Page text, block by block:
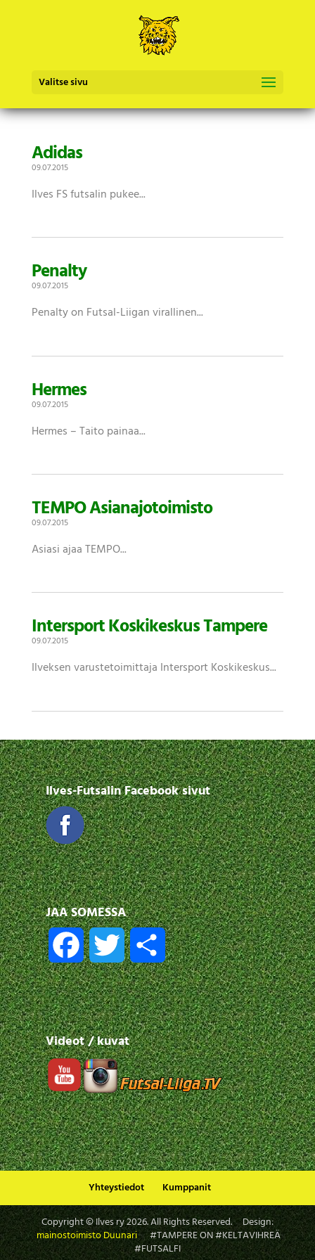
Valitse sivu
Adidas
09.07.2015
Ilves FS futsalin pukee...
Penalty
09.07.2015
Penalty on Futsal-Liigan virallinen...
Hermes
09.07.2015
Hermes – Taito painaa...
TEMPO Asianajotoimisto
09.07.2015
Asiasi ajaa TEMPO...
Intersport Koskikeskus Tampere
09.07.2015
Ilveksen varustetoimittaja Intersport Koskikeskus...
Ilves-Futsalin Facebook sivut
JAA SOMESSA
F
a
c
e
b
o
o
k
T
w
i
t
t
e
r
S
h
a
r
e
Videot / kuvat
Yhteystiedot Kumppanit
Copyright © Ilves ry2026. All Rights Reserved. Design:
mainostoimisto Duunari#TAMPERE ON #KELTAVIHREÄ
#FUTSALFI